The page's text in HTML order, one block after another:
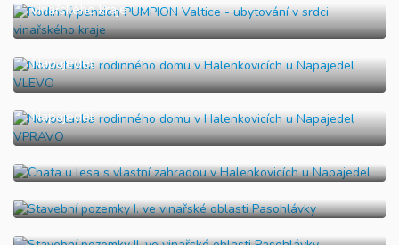
vinařského kraje
Novostavba rodinného domu v Halenkovicích u
Napajedel
Novostavba rodinného domu v Halenkovicích u
Napajedel
Chata u lesa s vlastní zahradou v Halenkovicích u